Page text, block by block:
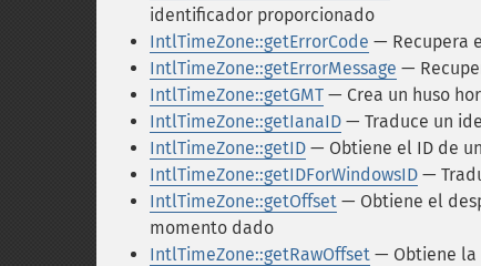
identificador proporcionado
IntlTimeZone::getErrorCode — Recupera
IntlTimeZone::getErrorMessage —
IntlTimeZone::getGMT — Crea un huso
IntlTimeZone::getIanaID — Traduce un
IntlTimeZone::getID — Obtiene el ID de
IntlTimeZone::getIDForWindowsID —
IntlTimeZone::getOffset — Obtiene el
momento dado
IntlTimeZone::getRawOffset — Obtiene la